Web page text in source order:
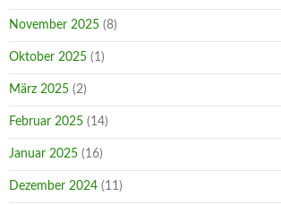
November 2025 (8)
Oktober 2025 (1)
März 2025 (2)
Februar 2025 (14)
Januar 2025 (16)
Dezember 2024 (11)